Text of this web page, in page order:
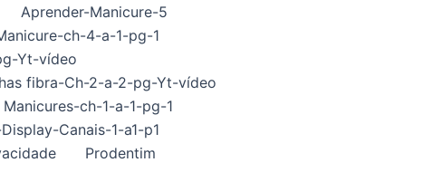
Aprender-Manicure-5
ch-4-a-1-pg-1
Yt-vídeo
fibra-Ch-2-a-2-pg-Yt-vídeo
ch-1-a-1-pg-1
Canais-1-a1-p1
Prodentim